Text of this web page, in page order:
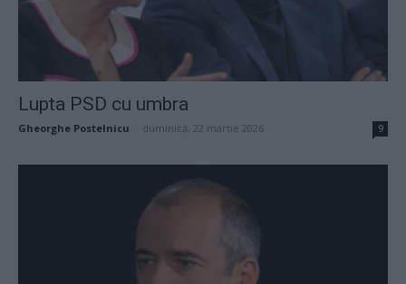
Lupta PSD cu umbra
Gheorghe Postelnicu duminică, 22 martie 2026 9